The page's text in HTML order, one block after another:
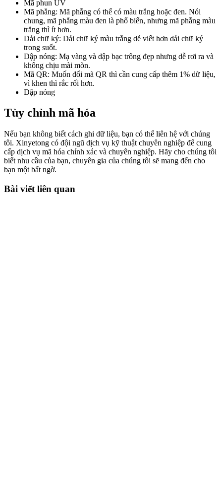
Mã phun UV
Mã phẳng: Mã phẳng có thể có màu trắng hoặc đen. Nói
chung, mã phẳng màu đen là phổ biến, nhưng mã phẳng màu
trắng thì ít hơn.
Dải chữ ký: Dải chữ ký màu trắng dễ viết hơn dải chữ ký
trong suốt.
Dập nóng: Mạ vàng và dập bạc trông đẹp nhưng dễ rơi ra và
không chịu mài mòn.
Mã QR: Muốn đổi mã QR thì cần cung cấp thêm 1% dữ liệu,
vì khen thì rắc rối hơn.
Dập nóng
Tùy chỉnh mã hóa
Nếu bạn không biết cách ghi dữ liệu, bạn có thể liên hệ với chúng
tôi. Xinyetong có đội ngũ dịch vụ kỹ thuật chuyên nghiệp để cung
cấp dịch vụ mã hóa chính xác và chuyên nghiệp. Hãy cho chúng tôi
biết nhu cầu của bạn, chuyên gia của chúng tôi sẽ mang đến cho
bạn một bất ngờ.
Bài viết liên quan